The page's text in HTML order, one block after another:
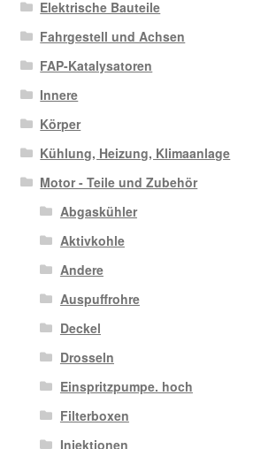
Elektrische Bauteile
Fahrgestell und Achsen
FAP-Katalysatoren
Innere
Körper
Kühlung, Heizung, Klimaanlage
Motor - Teile und Zubehör
Abgaskühler
Aktivkohle
Andere
Auspuffrohre
Deckel
Drosseln
Einspritzpumpe. hoch
Filterboxen
Injektionen